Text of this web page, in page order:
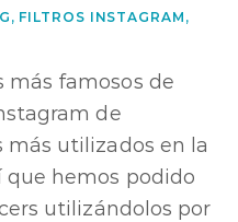
, FILTROS INSTAGRAM ,
más famosos de
de
más utilizados en la
hemos podido
utilizándolos por